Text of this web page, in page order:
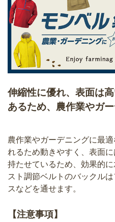
伸縮性に優れ、表面は
あるため、農作業やガ
農作業やガーデニングに最
れるため動きやすく、表面
持たせているため、効果的
スト調節ベルトのバックル
スなどを通せます。
【注意事項】